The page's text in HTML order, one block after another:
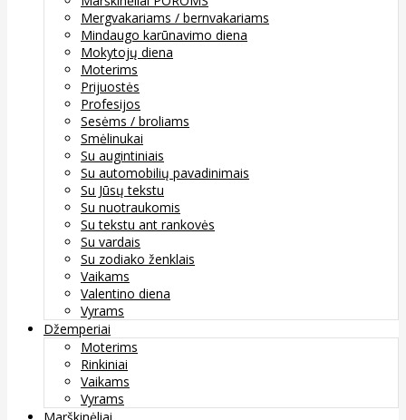
Mergvakariams / bernvakariams
Mindaugo karūnavimo diena
Mokytojų diena
Moterims
Prijuostės
Profesijos
Sesėms / broliams
Smėlinukai
Su augintiniais
Su automobilių pavadinimais
Su Jūsų tekstu
Su nuotraukomis
Su tekstu ant rankovės
Su vardais
Su zodiako ženklais
Vaikams
Valentino diena
Vyrams
Džemperiai
Moterims
Rinkiniai
Vaikams
Vyrams
Marškinėliai